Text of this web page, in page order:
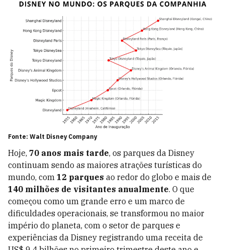
Fonte: Walt Disney Company
Hoje, 70 anos mais tarde, os parques da Disney
continuam sendo as maiores atrações turísticas do
mundo, com 12 parques ao redor do globo e mais de
140 milhões de visitantes anualmente. O que
começou como um grande erro e um marco de
dificuldades operacionais, se transformou no maior
império do planeta, com o setor de parques e
experiências da Disney registrando uma receita de